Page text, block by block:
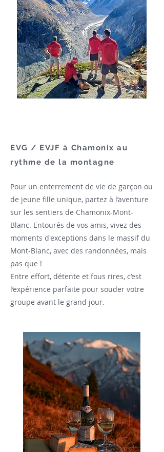
EVG / EVJF à Chamonix au
rythme de la montagne
Pour un enterrement de vie de garçon ou
de jeune fille unique, partez à l’aventure
sur les sentiers de Chamonix-Mont-
Blanc. Entourés de vos amis, vivez des
moments d'exceptions dans le massif du
Mont-Blanc, avec des randonnées, mais
pas que !
Entre effort, détente et fous rires, c’est
l’expérience parfaite pour souder votre
groupe avant le grand jour.